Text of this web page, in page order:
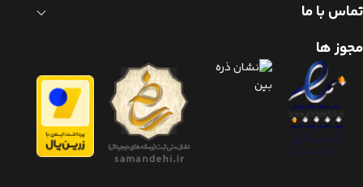
تماس با ما
مجوز ها